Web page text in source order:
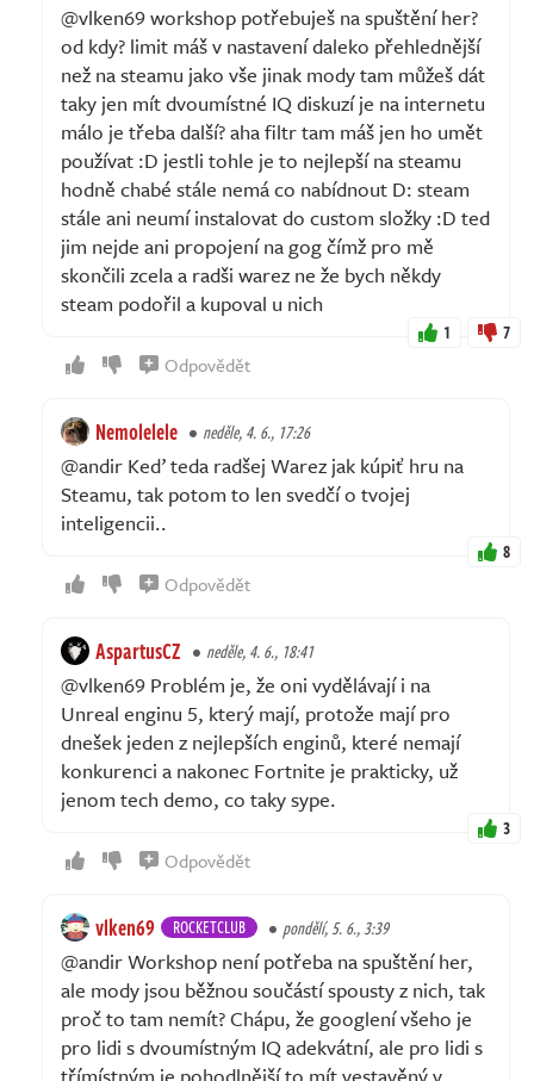
@vlken69 workshop potřebuješ na spuštění her?
od kdy? limit máš v nastavení daleko přehlednější
než na steamu jako vše jinak mody tam můžeš dát
taky jen mít dvoumístné IQ diskuzí je na internetu
málo je třeba další? aha filtr tam máš jen ho umět
používat :D jestli tohle je to nejlepší na steamu
hodně chabé stále nemá co nabídnout D: steam
stále ani neumí instalovat do custom složky :D ted
jim nejde ani propojení na gog čímž pro mě
skončili zcela a radši warez ne že bych někdy
steam podořil a kupoval u nich
1 7
Odpovědět
Nemolelele neděle, 4. 6., 17:26
@andir Keď teda radšej Warez jak kúpiť hru na
Steamu, tak potom to len svedčí o tvojej
inteligencii..
8
Odpovědět
AspartusCZ neděle, 4. 6., 18:41
@vlken69 Problém je, že oni vydělávají i na
Unreal enginu 5, který mají, protože mají pro
dnešek jeden z nejlepších enginů, které nemají
konkurenci a nakonec Fortnite je prakticky, už
jenom tech demo, co taky sype.
3
Odpovědět
vlken69 ROCKETCLUB pondělí, 5. 6., 3:39
@andir Workshop není potřeba na spuštění her,
ale mody jsou běžnou součástí spousty z nich, tak
proč to tam nemít? Chápu, že googlení všeho je
pro lidi s dvoumístným IQ adekvátní, ale pro lidi s